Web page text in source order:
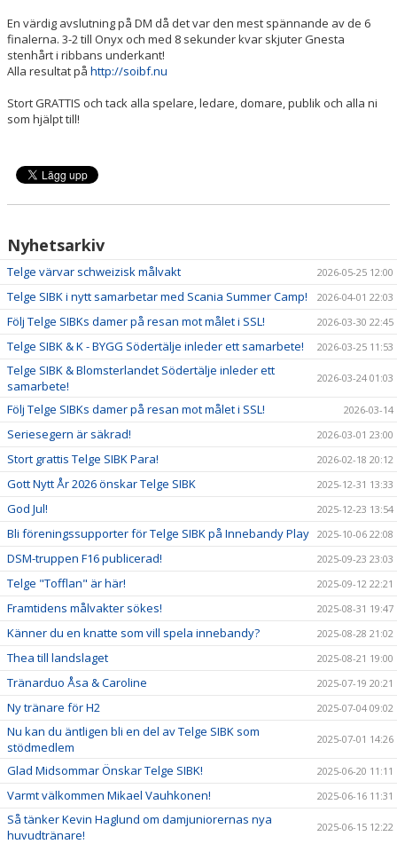
SPELA INNEBANDY I TELGE
En värdig avslutning på DM då det var den mest spännande av de 6
finalerna. 3-2 till Onyx och med 8 sekunder kvar skjuter Gnesta
stenhårt i ribbans underkant!
Alla resultat på http://soibf.nu
Stort GRATTIS och tack alla spelare, ledare, domare, publik och alla ni
som hjälpt till!
Nyhetsarkiv
Telge värvar schweizisk målvakt 2026-05-25 12:00
Telge SIBK i nytt samarbetar med Scania Summer Camp! 2026-04-01 22:03
Följ Telge SIBKs damer på resan mot målet i SSL! 2026-03-30 22:45
Telge SIBK & K - BYGG Södertälje inleder ett samarbete! 2026-03-25 11:53
Telge SIBK & Blomsterlandet Södertälje inleder ett
samarbete!
2026-03-24 01:03
Följ Telge SIBKs damer på resan mot målet i SSL! 2026-03-14
Seriesegern är säkrad! 2026-03-01 23:00
Stort grattis Telge SIBK Para! 2026-02-18 20:12
Gott Nytt År 2026 önskar Telge SIBK 2025-12-31 13:33
God Jul! 2025-12-23 13:54
Bli föreningssupporter för Telge SIBK på Innebandy Play 2025-10-06 22:08
DSM-truppen F16 publicerad! 2025-09-23 23:03
Telge "Tofflan" är här! 2025-09-12 22:21
Framtidens målvakter sökes! 2025-08-31 19:47
Känner du en knatte som vill spela innebandy? 2025-08-28 21:02
Thea till landslaget 2025-08-21 19:00
Tränarduo Åsa & Caroline 2025-07-19 20:21
Ny tränare för H2 2025-07-04 09:02
Nu kan du äntligen bli en del av Telge SIBK som
stödmedlem
2025-07-01 14:26
Glad Midsommar Önskar Telge SIBK! 2025-06-20 11:11
Varmt välkommen Mikael Vauhkonen! 2025-06-16 11:31
Så tänker Kevin Haglund om damjuniorernas nya
huvudtränare!
2025-06-15 12:22